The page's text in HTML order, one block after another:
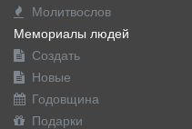
Молитвослов
Мемориалы людей
Создать
Новые
Годовщина
Подарки